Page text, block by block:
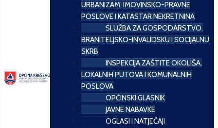
URBANIZAM, IMOVINSKO-PRAVNE
POSLOVE I KATASTAR NEKRETNINA
SLUŽBA ZA GOSPODARSTVO,
BRANITELJSKO-INVALIDSKU I SOCIJALNU
SKRB
INSPEKCIJA ZAŠTITE OKOLIŠA,
LOKALNIH PUTOVA I KOMUNALNIH
POSLOVA
OPĆINSKI GLASNIK
JAVNE NABAVKE
OGLASI I NATJEČAJI